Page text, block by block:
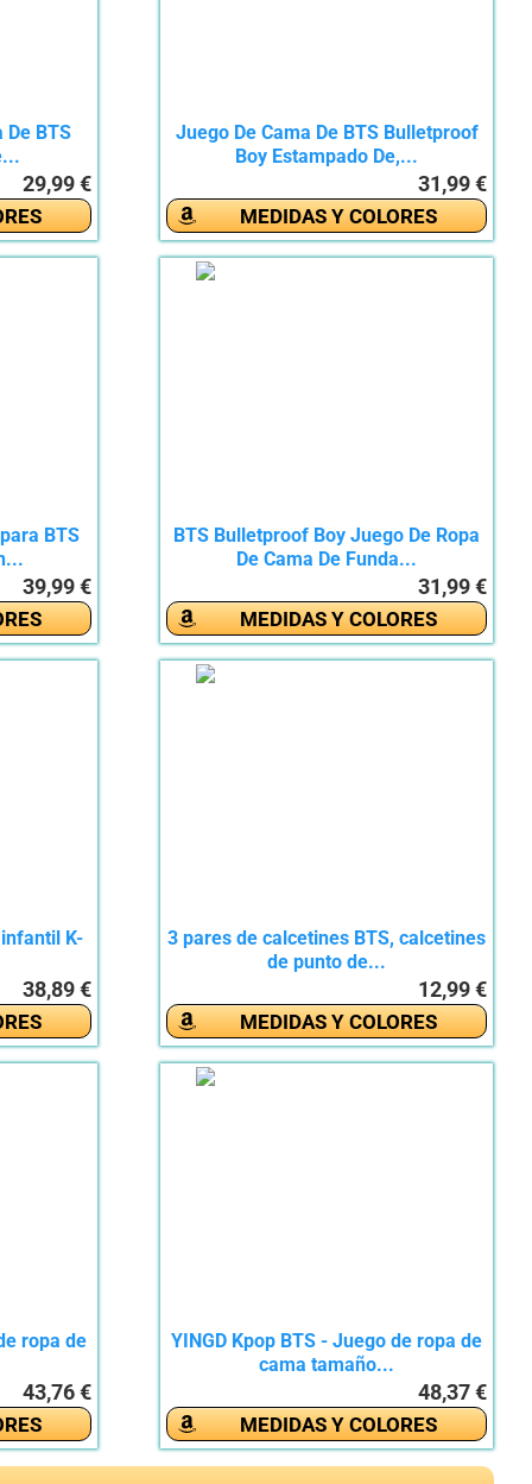
De BTS
29,99 €
Juego De Cama De BTS Bulletproof
Boy Estampado De,...
31,99 €
MEDIDAS Y COLORES
BTS
39,99 €
BTS Bulletproof Boy Juego De Ropa
De Cama De Funda...
31,99 €
MEDIDAS Y COLORES
K-
38,89 €
3 pares de calcetines BTS, calcetines
de punto de...
12,99 €
MEDIDAS Y COLORES
ropa de
43,76 €
YINGD Kpop BTS - Juego de ropa de
cama tamaño...
48,37 €
MEDIDAS Y COLORES